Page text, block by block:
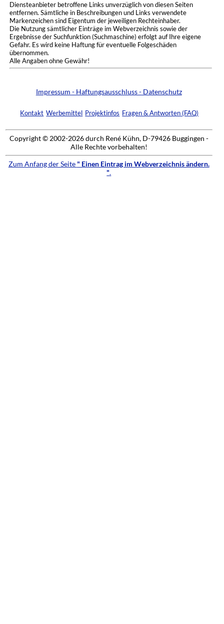
Diensteanbieter betroffene Links unverzüglich von diesen Seiten
entfernen. Sämtliche in Beschreibungen und Links verwendete
Markenzeichen sind Eigentum der jeweiligen Rechteinhaber.
Die Nutzung sämtlicher Einträge im Webverzeichnis sowie der
Ergebnisse der Suchfunktion (Suchmaschine) erfolgt auf Ihre eigene
Gefahr. Es wird keine Haftung für eventuelle Folgeschäden
übernommen.
Alle Angaben ohne Gewähr!
Impressum - Haftungsausschluss - Datenschutz
Kontakt Werbemittel Projektinfos Fragen & Antworten (FAQ)
Copyright © 2002-2026 durch René Kühn, D-79426 Buggingen -
Alle Rechte vorbehalten!
Zum Anfang der Seite " Einen Eintrag im Webverzeichnis ändern.
".